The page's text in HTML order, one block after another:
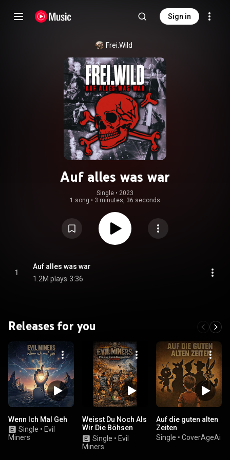
Sign in
Frei.Wild
Auf alles was war
Single • 2023
1 song • 3 minutes, 36 seconds
1
Auf alles was war
1.2M plays 3:36
Releases for you
Wenn Ich Mal Geh
Single • Evil
Miners
Weisst Du Noch Als
Wir Die Böhsen
Onkelz Hörten?
(Live)
Single • Evil
Miners
Auf die guten alten
Zeiten
Single • CoverAgeAi